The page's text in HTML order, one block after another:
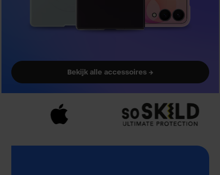
Bekijk alle accessoires →